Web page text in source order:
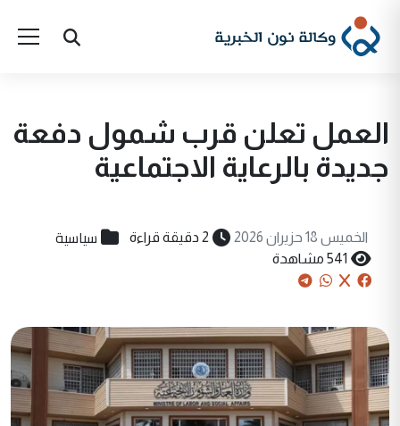
العمل تعلن قرب شمول دفعة
جديدة بالرعاية الاجتماعية
الخميس 18 حزيران 2026 2 دقيقة قراءة سياسية
541 مشاهدة